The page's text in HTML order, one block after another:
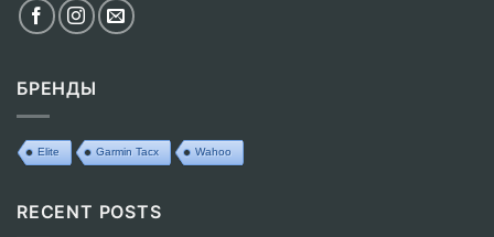
БРЕНДЫ
Elite Garmin Tacx Wahoo
RECENT POSTS